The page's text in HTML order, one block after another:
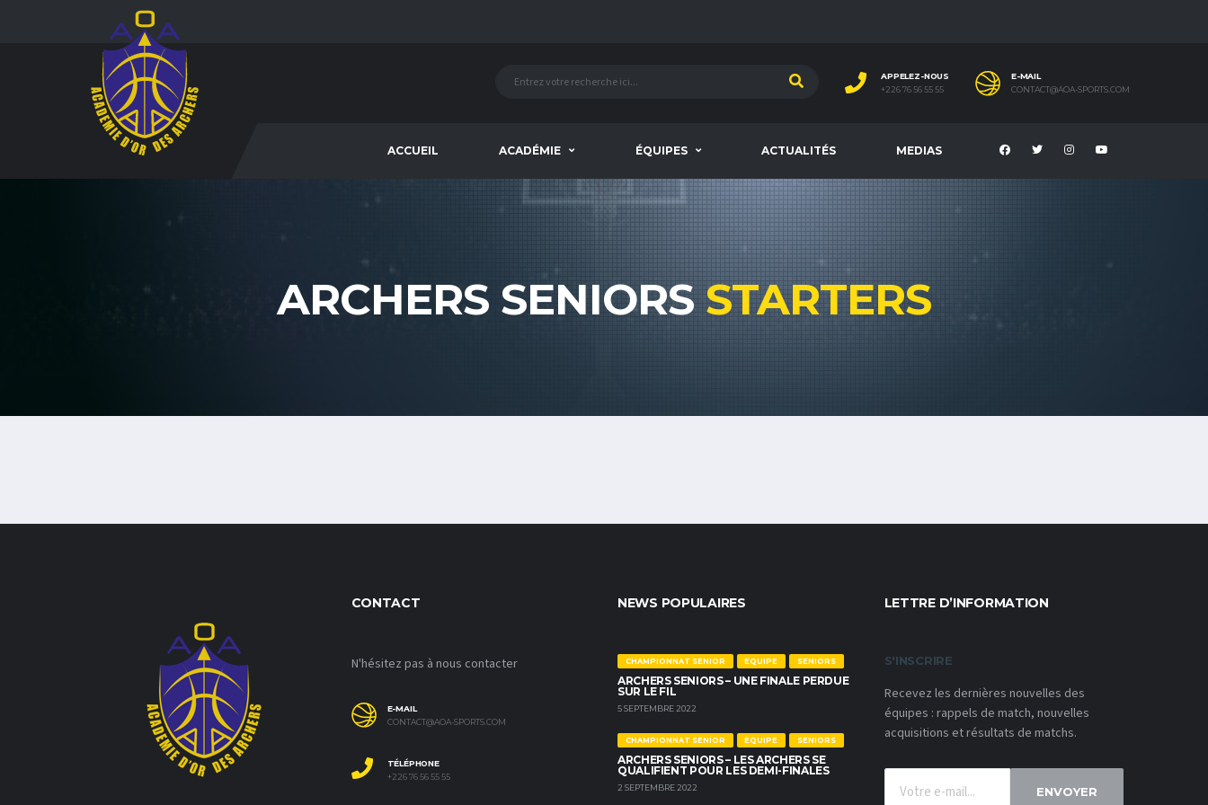
APPELEZ-NOUS
+226 76 56 55 55
E-MAIL
CONTACT@AOA-SPORTS.COM
ACCUEIL ACADÉMIE ÉQUIPES ACTUALITÉS MEDIAS
ARCHERS SENIORSSTARTERS
CONTACT
N'hésitez pas à nous contacter
E-MAIL
CONTACT@AOA-SPORTS.COM
TÉLÉPHONE
+226 76 56 55 55
NEWS POPULAIRES
CHAMPIONNAT SENIOR EQUIPE SENIORS
ARCHERS SENIORS – UNE FINALE PERDUE
SUR LE FIL
5 SEPTEMBRE 2022
CHAMPIONNAT SENIOR EQUIPE SENIORS
ARCHERS SENIORS – LES ARCHERS SE
QUALIFIENT POUR LES DEMI-FINALES
2 SEPTEMBRE 2022
LETTRE D’INFORMATION
S'INSCRIRE
Recevez les dernières nouvelles des
équipes : rappels de match, nouvelles
acquisitions et résultats de matchs.
ENVOYER